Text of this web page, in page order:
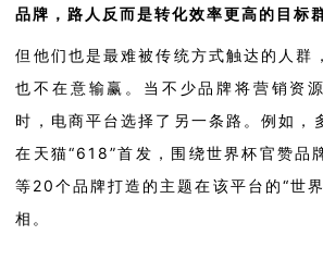
品牌， 路 人反而是转化效率更高的目标
但他们也是最难被传统方式触达的人群
也不在意输赢。当不少品牌将营销资
时， 电商平台选择了另一条路 。例如，
在天猫“618”首发，围绕世界杯官赞品
等20个品牌打造的主题在该平台 的“世
相。